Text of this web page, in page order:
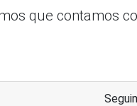
que contamos